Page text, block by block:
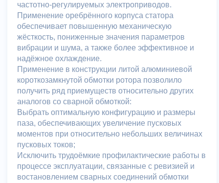
частотно-регулируемых электроприводов.
Применение оребрённого корпуса статора
обеспечивает повышенную механическую
жёсткость, пониженные значения параметров
вибрации и шума, а также более эффективное и
надёжное охлаждение.
Применение в конструкции литой алюминиевой
короткозамкнутой обмотки ротора позволило
получить ряд приемуществ относительно других
аналогов со сварной обмоткой:
Выбрать оптимальную конфигурацию и размеры
паза, обеспечивающих увеличение пусковых
моментов при относительно небольших величинах
пусковых токов;
Исключить трудоёмкие профилактические работы в
процессе эксплуатации, связанные с ревизией и
востановлением сварных соединений обмотки